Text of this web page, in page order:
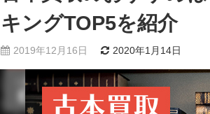
キングTOP5を紹介
2019年12月16日 2020年1月14日